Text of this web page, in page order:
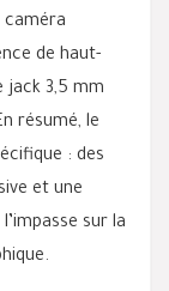
caméra
de haut-
jack 3,5 mm
résumé, le
: des
et une
sur la